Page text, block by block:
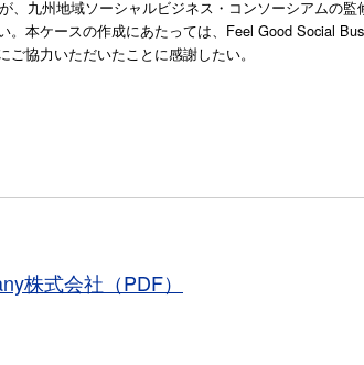
、九州地域ソーシャルビジネス・コンソーシアムの
本ケースの作成にあたっては、Feel Good Social
協力いただいたことに感謝したい。
株式会社（PDF）